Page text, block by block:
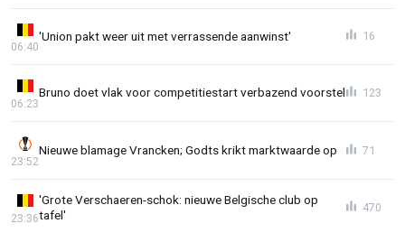
'Union pakt weer uit met verrassende aanwinst'
06:40
16
Bruno doet vlak voor competitiestart verbazend voorstel
06:23
123
Nieuwe blamage Vrancken; Godts krikt marktwaarde op
23:52
71
'Grote Verschaeren-schok: nieuwe Belgische club op
tafel'
23:36
470